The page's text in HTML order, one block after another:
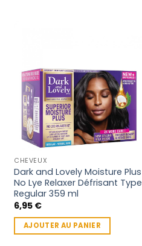
CHEVEUX
Dark and Lovely Moisture Plus
No Lye Relaxer Défrisant Type
Regular 359 ml
6,95 €
AJOUTER AU PANIER